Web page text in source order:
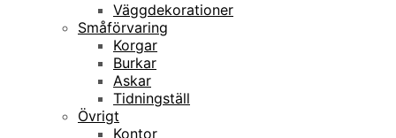
Väggdekorationer
Småförvaring
Korgar
Burkar
Askar
Tidningställ
Övrigt
Kontor